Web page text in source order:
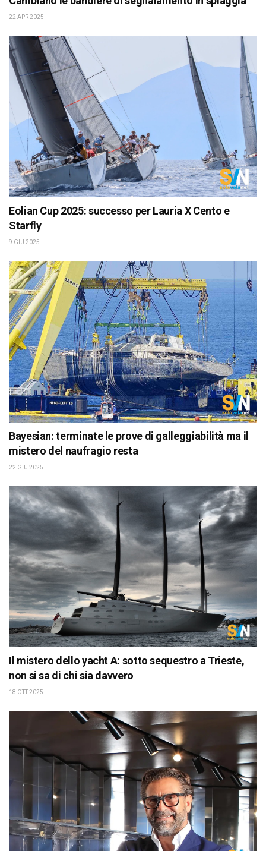
22 APR 2025
Eolian Cup 2025: successo per Lauria X Cento e
Starfly
9 GIU 2025
Bayesian: terminate le prove di galleggiabilità ma il
mistero del naufragio resta
22 GIU 2025
Il mistero dello yacht A: sotto sequestro a Trieste,
non si sa di chi sia davvero
18 OTT 2025